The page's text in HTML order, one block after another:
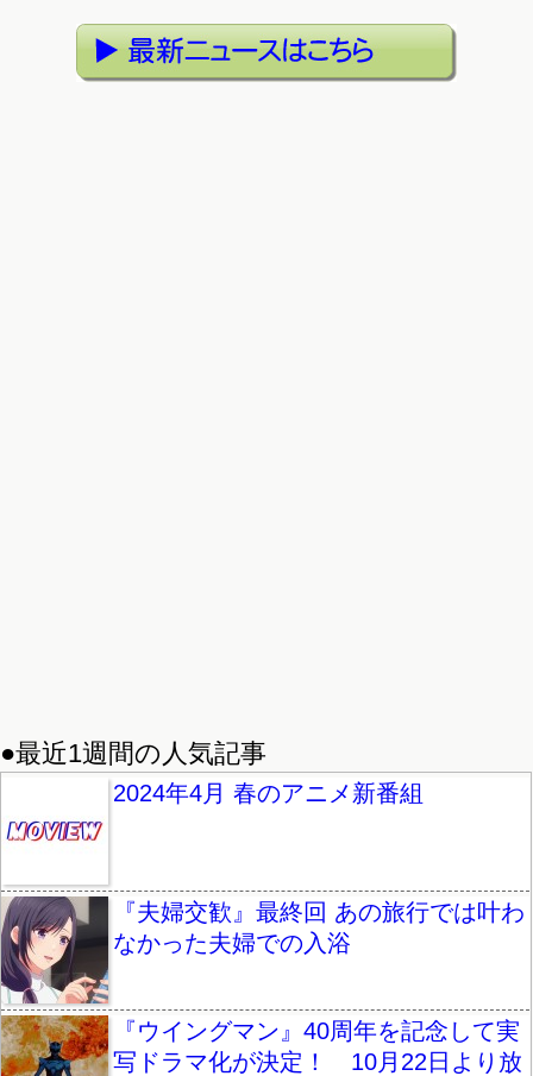
●最近1週間の人気記事
2024年4月 春のアニメ新番組
『夫婦交歓』最終回 あの旅行では叶わ
なかった夫婦での入浴
『ウイングマン』40周年を記念して実
写ドラマ化が決定！ 10月22日より放